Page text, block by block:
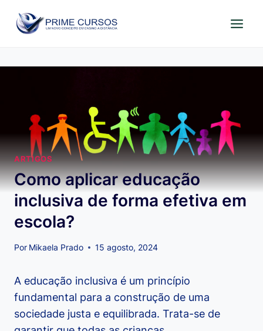
para
ARTIGOS
Como aplicar educação
inclusiva de forma efetiva em
escola?
Por Mikaela Prado 15 agosto, 2024
A educação inclusiva é um princípio
fundamental para a construção de uma
sociedade justa e equilibrada. Trata-se de